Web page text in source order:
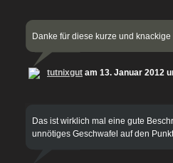
Danke für diese kurze und knackige
tutnixgut am 13. Januar 2012
Das ist wirklich mal eine gute
unnötiges Geschwafel auf den